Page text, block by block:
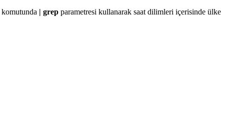
komutunda | grep parametresi kullanarak saat dilimleri içerisinde ülke